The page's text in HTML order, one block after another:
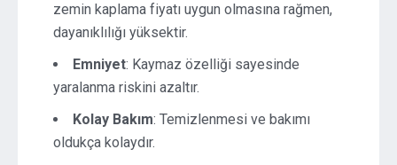
zemin kaplama fiyatı uygun olmasına rağmen,
dayanıklılığı yüksektir.
Emniyet: Kaymaz özelliği sayesinde
yaralanma riskini azaltır.
Kolay Bakım: Temizlenmesi ve bakımı
oldukça kolaydır.